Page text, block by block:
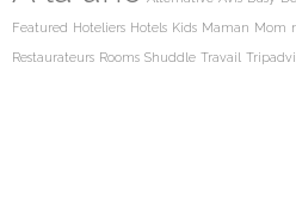
Featured Hoteliers Hotels Kids Maman Mom
Restaurateurs Rooms Shuddle Travail